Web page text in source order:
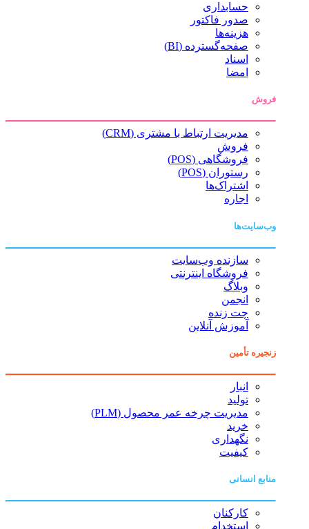
حسابداری
صدور فاکتور
هزینه‌ها
صفحه‌گسترده (BI)
اسناد
امضا
فروش
مدیریت ارتباط با مشتری (CRM)
فروش
فروشگاهی (POS)
رستوران (POS)
اشتراک‌ها
اجاره
وب‌سایت‌ها
سازنده وب‌سایت
فروشگاه اینترنتی
وبلاگ
انجمن
چت زنده
آموزش آنلاین
زنجیره تأمین
انبار
تولید
مدیریت چرخه عمر محصول (PLM)
خرید
نگهداری
کیفیت
منابع انسانی
کارکنان
استخدام